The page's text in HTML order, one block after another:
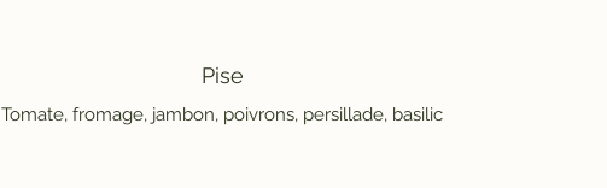
Pise
Tomate, fromage, jambon, poivrons, persillade, basilic